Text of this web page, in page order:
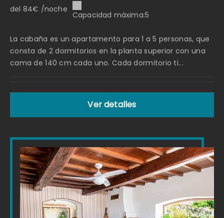
del 84€ /noche
Capacidad máxima:5
La cabaña es un apartamento para 1 a 5 personas, que
consta de 2 dormitorios en la planta superior con una
cama de 140 cm cada uno. Cada dormitorio ti...
Ver detalles